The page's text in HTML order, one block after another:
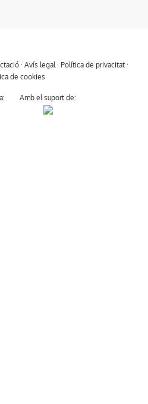
· Avís legal · Política de privacitat·
de cookies
Amb el suport de: